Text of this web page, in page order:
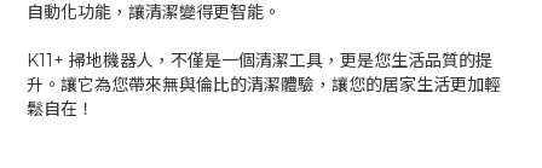
自動化功能，讓清潔變得更智能。
K11+ 掃地機器人，不僅是一個清潔工具，更是您生活品質的提
升。讓它為您帶來無與倫比的清潔體驗，讓您的居家生活更加輕
鬆自在！